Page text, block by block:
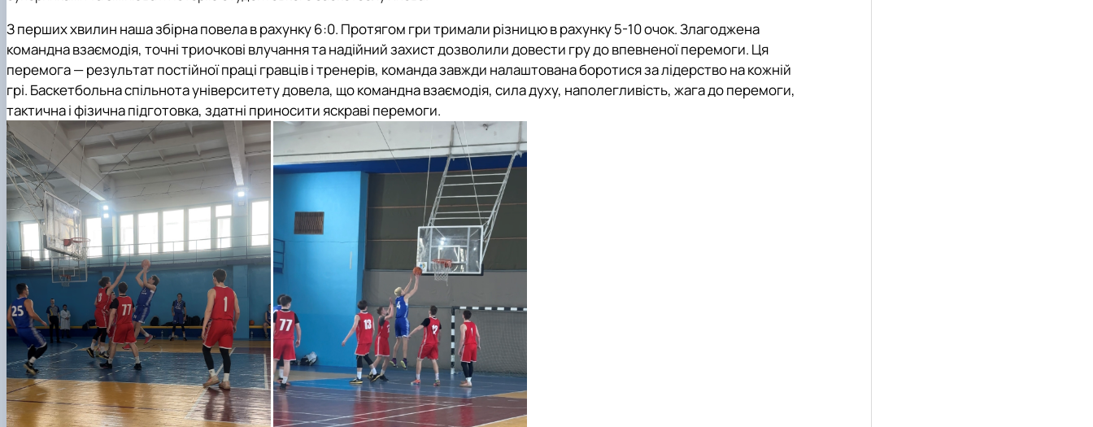
З перших хвилин наша збірна повела в рахунку 6:0. Протягом гри тримали різницю в рахунку 5-10 очок. Злагоджена
командна взаємодія, точні триочкові влучання та надійний захист дозволили довести гру до впевненої перемоги. Ця
перемога — результат постійної праці гравців і тренерів, команда завжди налаштована боротися за лідерство на кожній
грі. Баскетбольна спільнота університету довела, що командна взаємодія, сила духу, наполегливість, жага до перемоги,
тактична і фізична підготовка, здатні приносити яскраві перемоги.